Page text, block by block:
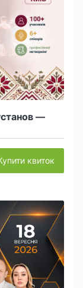
—
квиток